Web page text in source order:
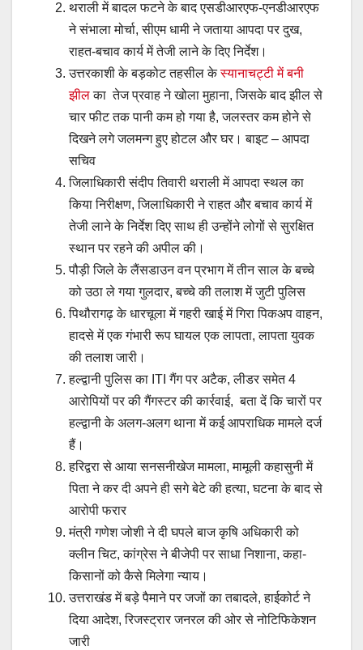
थराली में बादल फटने के बाद एसडीआरएफ-एनडीआरएफ
ने संभाला मोर्चा, सीएम धामी ने जताया आपदा पर दुख,
राहत-बचाव कार्य में तेजी लाने के दिए निर्देश।
उत्तरकाशी के बड़कोट तहसील केस्यानाचट्टी में बनी
झीलका तेज प्रवाह ने खोला मुहाना, जिसके बाद झील से
चार फीट तक पानी कम हो गया है, जलस्तर कम होने से
दिखने लगे जलमन्ग हुए होटल और घर। बाइट – आपदा
सचिव
जिलाधिकारी संदीप तिवारी थराली में आपदा स्थल का
किया निरीक्षण, जिलाधिकारी ने राहत और बचाव कार्य में
तेजी लाने के निर्देश दिए साथ ही उन्होंने लोगों से सुरक्षित
स्थान पर रहने की अपील की।
पौड़ी जिले के लैंसडाउन वन प्रभाग में तीन साल के बच्चे
को उठा ले गया गुलदार, बच्चे की तलाश में जुटी पुलिस
पिथौरागढ़ के धारचूला में गहरी खाई में गिरा पिकअप वाहन,
हादसे में एक गंभारी रूप घायल एक लापता, लापता युवक
की तलाश जारी।
हल्द्वानी पुलिस का ITI गैंग पर अटैक, लीडर समेत 4
आरोपियों पर की गैंगस्टर की कार्रवाई, बता दें कि चारों पर
हल्द्वानी के अलग-अलग थाना में कई आपराधिक मामले दर्ज
हैं।
हरिद्वरा से आया सनसनीखेज मामला, मामूली कहासुनी में
पिता ने कर दी अपने ही सगे बेटे की हत्या, घटना के बाद से
आरोपी फरार
मंत्री गणेश जोशी ने दी घपले बाज कृषि अधिकारी को
क्लीन चिट, कांग्रेस ने बीजेपी पर साधा निशाना, कहा-
किसानों को कैसे मिलेगा न्याय।
उत्तराखंड में बड़े पैमाने पर जजों का तबादले, हाईकोर्ट ने
दिया आदेश, रिजस्ट्रार जनरल की ओर से नोटिफिकेशन
जारी